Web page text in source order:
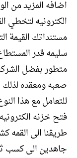
اضافه المزيد من
الكترونيه لتخطي
مستنداتك القيمة
سليمه قدر
متطور بفضل
صعبه ومعقده لذلك
للتعامل مع هذا
فتح خزنه
طريقنا الى
جاهدين الى كسب